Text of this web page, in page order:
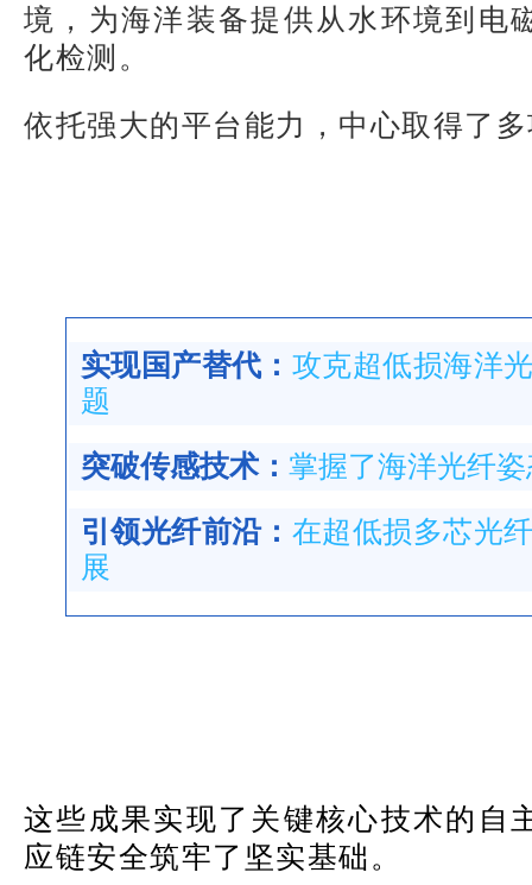
境，为海洋装备提供从水环境到电
化检测。
依托强大的平台能力，中心取得了
实现国产替代： 攻克超低损海洋
题
突破传感技术： 掌握了海洋光纤
引领光纤前沿： 在超低损多芯光
展
这些成果实现了关键核心技术的自
应链安全筑牢了坚实基础。